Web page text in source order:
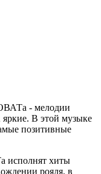
- мелодии
В этой музыке
позитивные
исполнят хиты
рояля, в